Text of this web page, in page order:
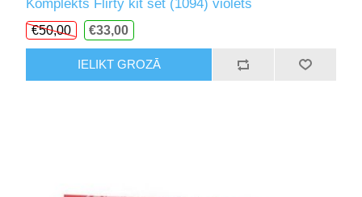
Komplekts Flirty kit set (1094) violets
€50,00 €33,00
IELIKT GROZĀ